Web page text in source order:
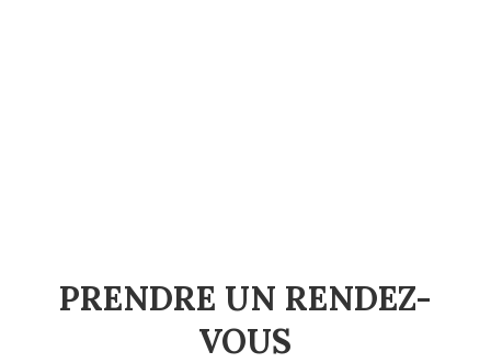
PRENDRE UN RENDEZ-
VOUS